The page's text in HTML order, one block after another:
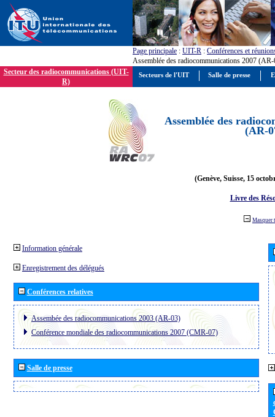
Page principale : UIT-R : Conférences et
Assemblée des radiocommunications 2007
Secteur des radiocommunications (UIT-
R)
Assemblée des
(AR-
(Genève, Suisse, 15
Livre des
Masquer
Information générale
Enregistrement des délégués
Conférences relatives
Assembée des radiocommunications 2003 (AR-03)
Conférence mondiale des radiocommunications 2007 (CMR-07)
Salle de presse
Secteurs de l'UIT Salle de presse